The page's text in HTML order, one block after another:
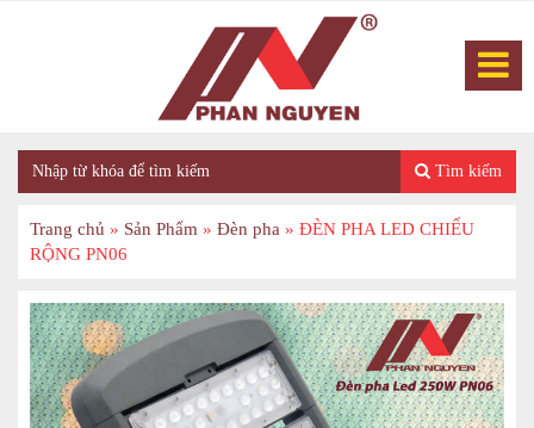
Tìm kiếm
Trang chủ » Sản Phẩm » Đèn pha » ĐÈN PHA LED CHIẾU
RỘNG PN06